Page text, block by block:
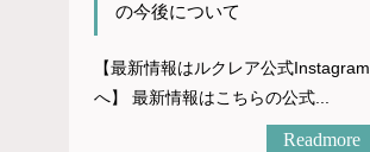
の今後について
【最新情報はルクレア公式Instagram
へ】 最新情報はこちらの公式...
Readmore